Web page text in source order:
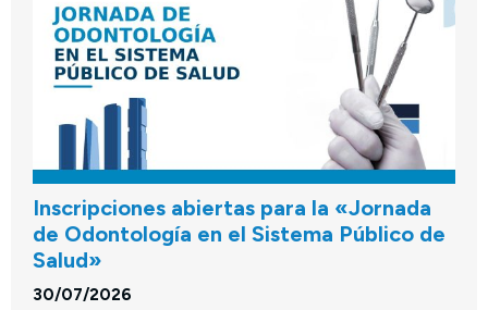
Inscripciones abiertas para la «Jornada
de Odontología en el Sistema Público de
Salud»
30/07/2026